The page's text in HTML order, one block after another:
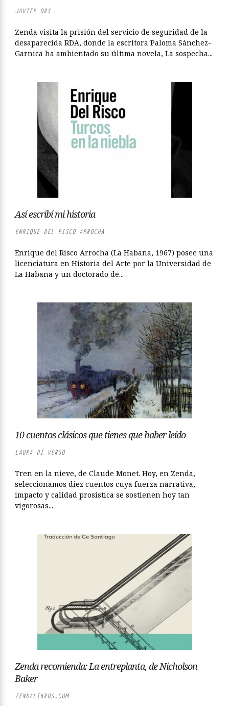
JAVIER ORS
Zenda visita la prisión del servicio de seguridad de la
desaparecida RDA, donde la escritora Paloma Sánchez-
Garnica ha ambientado su última novela, La sospecha...
Así escribí mi historia
ENRIQUE DEL RISCO ARROCHA
Enrique del Risco Arrocha (La Habana, 1967) posee una
licenciatura en Historia del Arte por la Universidad de
La Habana y un doctorado de...
10 cuentos clásicos que tienes que haber leído
LAURA DI VERSO
Tren en la nieve, de Claude Monet. Hoy, en Zenda,
seleccionamos diez cuentos cuya fuerza narrativa,
impacto y calidad prosística se sostienen hoy tan
vigorosas...
Zenda recomienda: La entreplanta, de Nicholson
Baker
ZENDALIBROS.COM